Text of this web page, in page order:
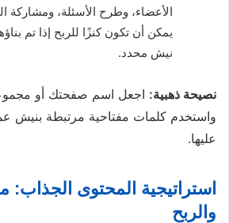
الأعضاء، وطرح الأسئلة، ومشاركة
يمكن أن تكون كنزًا للربح إذا تم
نيش محدد.
نصيحة ذهبية: اجعل اسم صفحتك أو
واستخدم كلمات مفتاحية مرتبطة بنيش
عليها.
استراتيجية المحتوى الجذاب:
والربح